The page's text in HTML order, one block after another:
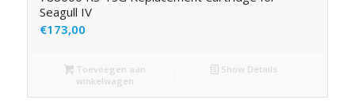
Seagull IV
€173,00
Toevoegen aan
winkelwagen
Show Details